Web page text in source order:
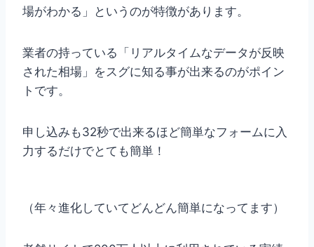
場がわかる」というのが特徴があります。
業者の持っている「リアルタイムなデータが反映
された相場」をスグに知る事が出来るのがポイン
トです。
申し込みも32秒で出来るほど簡単なフォームに入
力するだけでとても簡単！
（年々進化していてどんどん簡単になってます）